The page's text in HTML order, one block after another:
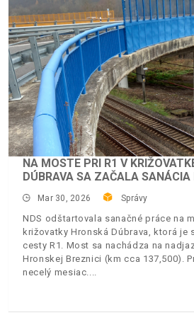
NA MOSTE PRI R1 V
DÚBRAVA SA ZAČALA SANÁCIA
Mar 30, 2026 Správy
NDS odštartovala sanačné práce na
križovatky Hronská Dúbrava, ktorá je
cesty R1. Most sa nachádza na
Hronskej Breznici (km cca 137,500).
necelý mesiac.